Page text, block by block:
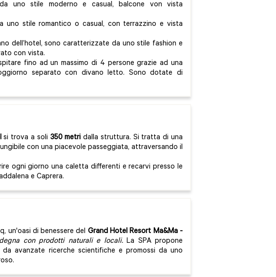
uno stile moderno e casual, balcone von vista
uno stile romantico o casual, con terrazzino e vista
dell’hotel, sono caratterizzate da uno stile fashion e
con vista.
fino ad un massimo di 4 persone grazie ad una
separato con divano letto. Sono dotate di
si trova a soli 350 metri dalla struttura. Si tratta di una
con una piacevole passeggiata, attraversando il
ogni giorno una caletta differenti e recarvi presso le
e Caprera.
un'oasi di benessere del Grand Hotel Resort Ma&Ma-
con prodotti naturali e locali.La SPA propone
da avanzate ricerche scientifiche e promossi da uno